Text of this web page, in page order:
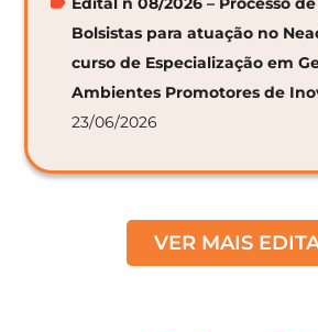
Bolsistas para atuação no
curso de Especialização em
Ambientes Promotores de
23/06/2026
VER MAIS